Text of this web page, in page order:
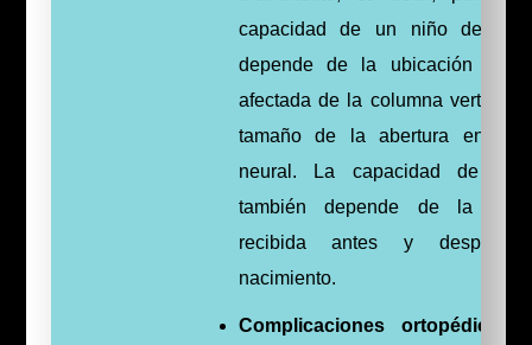
capacidad de un niño de
depende de la ubicación del
afectada de la columna vertebral
tamaño de la abertura en el
neural. La capacidad de
también depende de la
recibida antes y después
nacimiento.
Complicaciones ortopédicas: